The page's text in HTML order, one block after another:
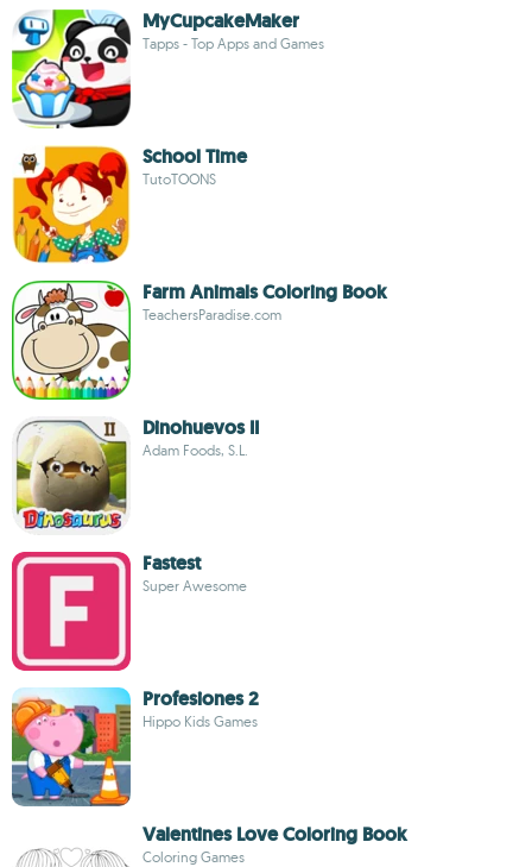
MyCupcakeMaker
Tapps - Top Apps and Games
School Time
TutoTOONS
Farm Animals Coloring Book
TeachersParadise.com
Dinohuevos II
Adam Foods, S.L.
Fastest
Super Awesome
Profesiones 2
Hippo Kids Games
Valentines Love Coloring Book
Coloring Games